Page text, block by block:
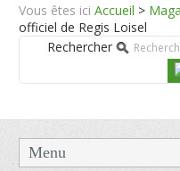
Vous êtes ici Accueil >
officiel de Regis Loisel
Rechercher
Menu